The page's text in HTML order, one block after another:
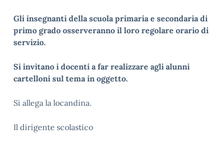
Gli insegnanti della scuola primaria e secondaria di
primo grado osserveranno il loro regolare orario di
servizio.
Si invitano i docenti a far realizzare agli alunni
cartelloni sul tema in oggetto.
Si allega la locandina.
Il dirigente scolastico